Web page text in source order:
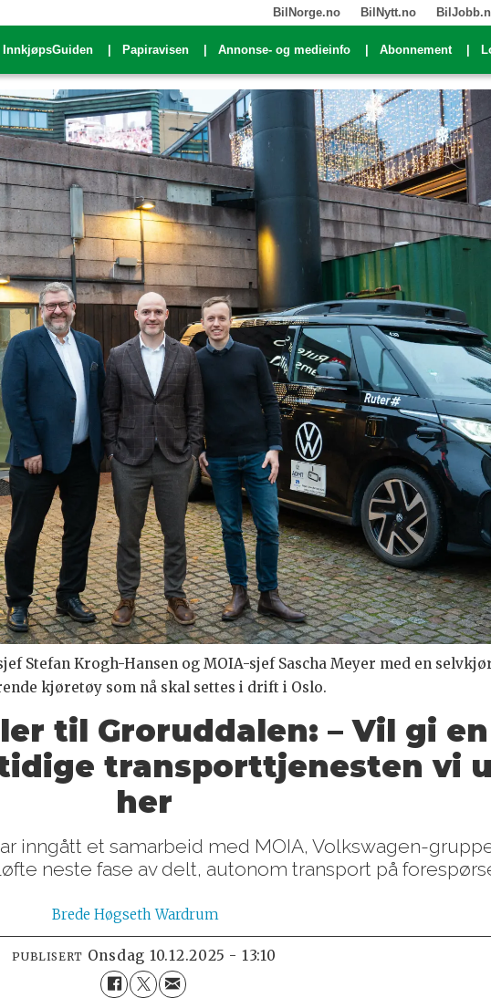
BilNorge.no BilNytt.no
InnkjøpsGuiden Papiravisen Annonse- og medieinfo Abonnement
Stefan Krogh-Hansen og MOIA-sjef Sascha Meyer med en
kjøretøy som nå skal settes i drift i Oslo.
til Groruddalen: – Vil gi
transporttjenesten vi
her
inngått et samarbeid med MOIA, Volkswagen-
neste fase av delt, autonom transport på
Brede Høgseth Wardrum
PUBLISERT onsdag 10.12.2025 - 13:10